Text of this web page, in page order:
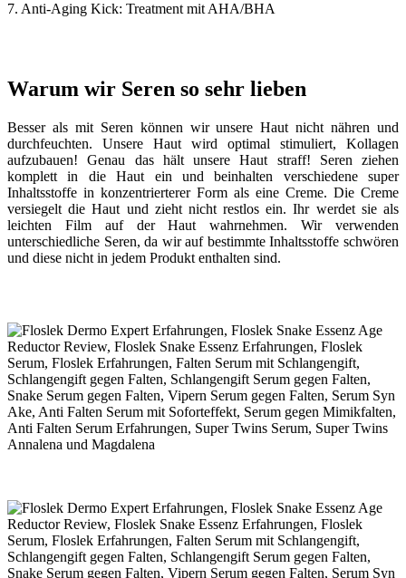
7. Anti-Aging Kick: Treatment mit AHA/BHA
Warum wir Seren so sehr lieben
Besser als mit Seren können wir unsere Haut nicht nähren und
durchfeuchten. Unsere Haut wird optimal stimuliert, Kollagen
aufzubauen! Genau das hält unsere Haut straff! Seren ziehen
komplett in die Haut ein und beinhalten verschiedene super
Inhaltsstoffe in konzentrierterer Form als eine Creme. Die Creme
versiegelt die Haut und zieht nicht restlos ein. Ihr werdet sie als
leichten Film auf der Haut wahrnehmen. Wir verwenden
unterschiedliche Seren, da wir auf bestimmte Inhaltsstoffe schwören
und diese nicht in jedem Produkt enthalten sind.